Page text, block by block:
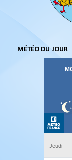
MÉTÉO DU JOUR